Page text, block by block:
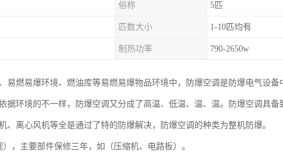
俗称 5匹
匹数大小 1-10匹均有
制热功率 790-2650w
易燃易爆环境、燃油库等易燃易爆物品环境中，防爆空调是防爆电气设备
据环境的不一样，防爆空调又分成了高温、低温、温、温。防爆空调具备
、离心风机等全是通过了特的防爆解决，防爆空调的种类为整机防爆。
，主要部件保修三年，如（压缩机、电路板）。